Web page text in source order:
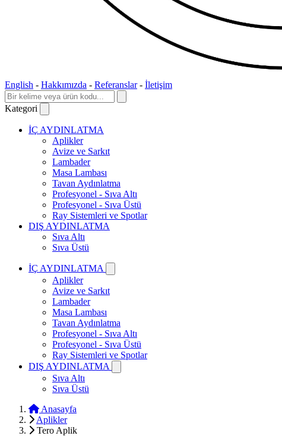
English - Hakkımızda - Referanslar - İletişim
Kategori
İÇ AYDINLATMA
Aplikler
Avize ve Sarkıt
Lambader
Masa Lambası
Tavan Aydınlatma
Profesyonel - Sıva Altı
Profesyonel - Sıva Üstü
Ray Sistemleri ve Spotlar
DIŞ AYDINLATMA
Sıva Altı
Sıva Üstü
İÇ AYDINLATMA
Aplikler
Avize ve Sarkıt
Lambader
Masa Lambası
Tavan Aydınlatma
Profesyonel - Sıva Altı
Profesyonel - Sıva Üstü
Ray Sistemleri ve Spotlar
DIŞ AYDINLATMA
Sıva Altı
Sıva Üstü
Anasayfa
Aplikler
Tero Aplik